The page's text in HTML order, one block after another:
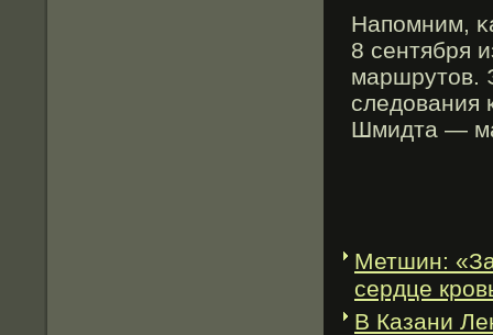
Напомним,
8 сентября
маршрутов.
следования
Шмидта —
Метшин:
сердце
В Казани